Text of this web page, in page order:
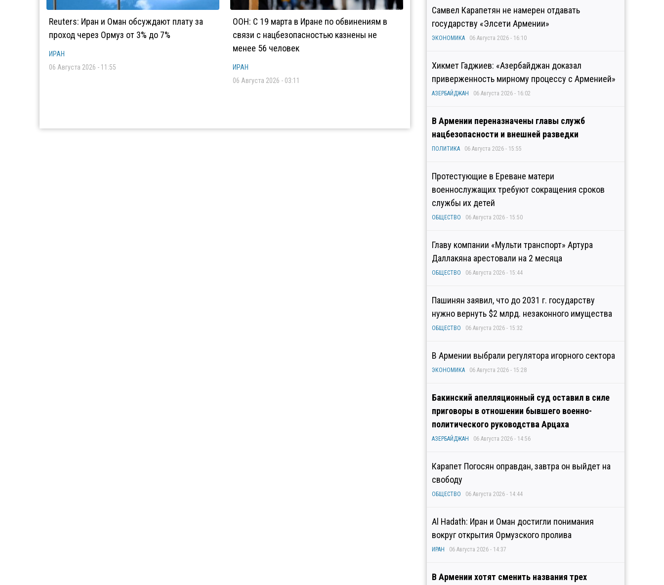
Reuters: Иран и Оман обсуждают плату за
проход через Ормуз от 3% до 7%
ИРАН
06 Августа 2026 - 11:55
ООН: С 19 марта в Иране по обвинениям в
связи с нацбезопасностью казнены не
менее 56 человек
ИРАН
06 Августа 2026 - 03:11
Самвел Карапетян не намерен отдавать
государству «Элсети Армении»
ЭКОНОМИКА 06 Августа 2026 - 16:10
Хикмет Гаджиев: «Азербайджан доказал
приверженность мирному процессу с Арменией»
АЗЕРБАЙДЖАН 06 Августа 2026 - 16:02
В Армении переназначены главы служб
нацбезопасности и внешней разведки
ПОЛИТИКА 06 Августа 2026 - 15:55
Протестующие в Ереване матери
военнослужащих требуют сокращения сроков
службы их детей
ОБЩЕСТВО 06 Августа 2026 - 15:50
Главу компании «Мульти транспорт» Артура
Даллакяна арестовали на 2 месяца
ОБЩЕСТВО 06 Августа 2026 - 15:44
Пашинян заявил, что до 2031 г. государству
нужно вернуть $2 млрд. незаконного имущества
ОБЩЕСТВО 06 Августа 2026 - 15:32
В Армении выбрали регулятора игорного сектора
ЭКОНОМИКА 06 Августа 2026 - 15:28
Бакинский апелляционный суд оставил в силе
приговоры в отношении бывшего военно-
политического руководства Арцаха
АЗЕРБАЙДЖАН 06 Августа 2026 - 14:56
Карапет Погосян оправдан, завтра он выйдет на
свободу
ОБЩЕСТВО 06 Августа 2026 - 14:44
Al Hadath: Иран и Оман достигли понимания
вокруг открытия Ормузского пролива
ИРАН 06 Августа 2026 - 14:37
В Армении хотят сменить названия трех